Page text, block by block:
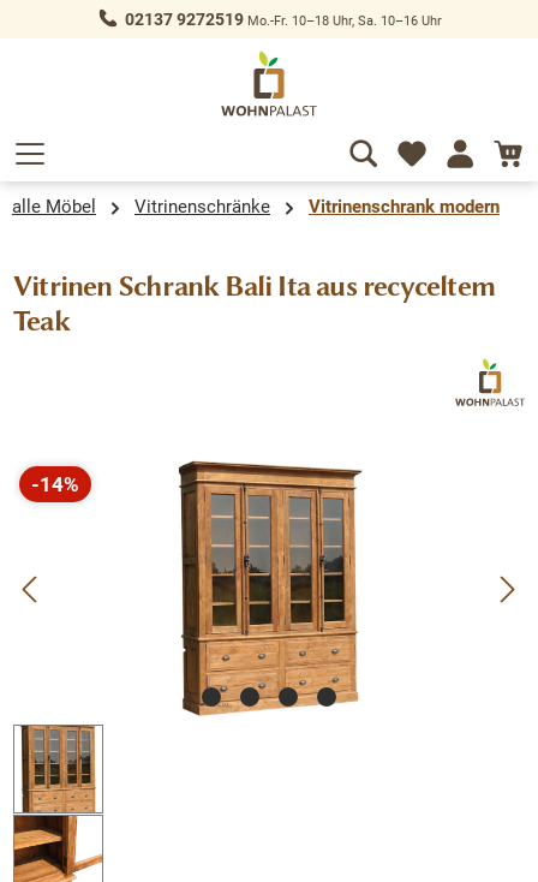
springen 02137 9272519Mo.-Fr. 10–18 Uhr, Sa. 10–16 Uhr
alle Möbel Vitrinenschränke Vitrinenschrank modern
Vitrinen Schrank Bali Ita aus recyceltem
Teak
Bildergalerie überspringen
-14%
Rabatt